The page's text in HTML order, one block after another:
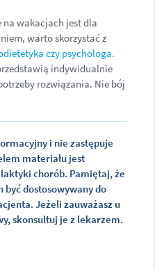
na wakacjach jest dla
warto skorzystać z
czy psychologa.
indywidualnie
rozwiązania. Nie bój
i nie zastępuje
materiału jest
chorób. Pamiętaj, że
być dostosowywany do
Jeżeli zauważasz u
skonsultuj je z lekarzem.